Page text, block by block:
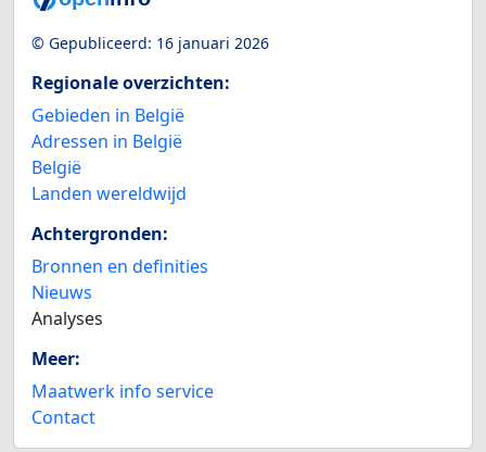
© Gepubliceerd: 16 januari 2026
Regionale overzichten:
Gebieden in België
Adressen in België
België
Landen wereldwijd
Achtergronden:
Bronnen en definities
Nieuws
Analyses
Meer:
Maatwerk info service
Contact